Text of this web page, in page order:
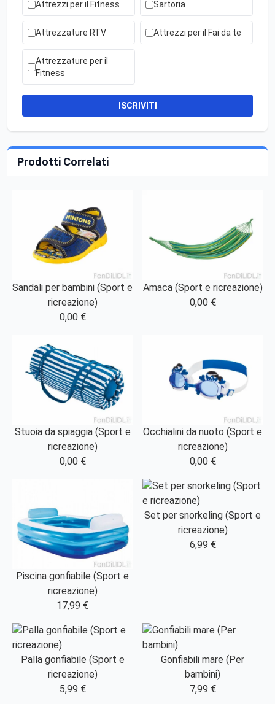
Attrezzi per il Fitness Sartoria
Attrezzature RTV Attrezzi per il Fai da te
Attrezzature per il
Fitness
ISCRIVITI
Prodotti Correlati
Sandali per bambini (Sport e
ricreazione)
0,00 €
Amaca (Sport e ricreazione)
0,00 €
Stuoia da spiaggia (Sport e
ricreazione)
0,00 €
Occhialini da nuoto (Sport e
ricreazione)
0,00 €
Piscina gonfiabile (Sport e
ricreazione)
17,99 €
Set per snorkeling (Sport e
ricreazione)
6,99 €
Palla gonfiabile (Sport e
ricreazione)
5,99 €
Gonfiabili mare (Per
bambini)
7,99 €